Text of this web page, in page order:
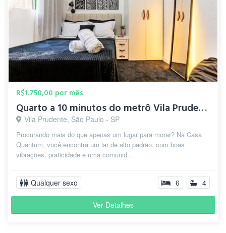
R$1.750,00 por mês
Quarto a 10 minutos do metrô Vila Prudente
Vila Prudente, São Paulo - SP
Procurando mais do que apenas um lugar para morar? Na Casa
Quantum, você encontra um lar de alto padrão, com boas
vibrações, praticidade e uma comunid...
Qualquer sexo 6 4
Ver Detalhes